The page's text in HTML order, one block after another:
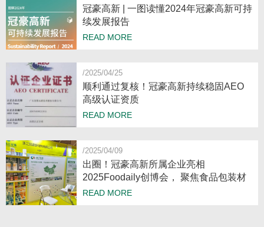
冠豪高新 | 一图读懂2024年冠豪高新可持
续发展报告
READ MORE
/2025/04/25
顺利通过复核！冠豪高新持续稳固AEO
高级认证资质
READ MORE
/2025/04/09
出圈！冠豪高新所属企业亮相
2025Foodaily创博会， 聚焦食品包装材
料创新
READ MORE